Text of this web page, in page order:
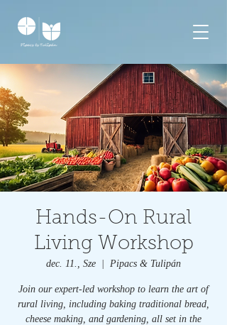
Hands-On Rural
Living Workshop
dec. 11., Sze Pipacs & Tulipán
Join our expert-led workshop to learn the art of
rural living, including baking traditional bread,
cheese making, and gardening, all set in the